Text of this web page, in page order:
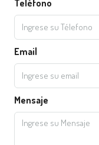
Teléfono
Email
Mensaje